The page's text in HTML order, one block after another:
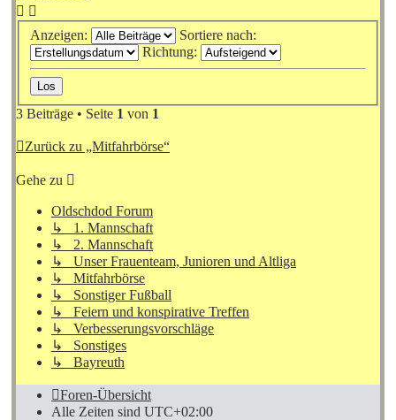
Anzeigen:
Sortiere nach:
Richtung:
3 Beiträge • Seite 1 von 1
Zurück zu „Mitfahrbörse“
Gehe zu
Oldschdod Forum
↳ 1. Mannschaft
↳ 2. Mannschaft
↳ Unser Frauenteam, Junioren und Altliga
↳ Mitfahrbörse
↳ Sonstiger Fußball
↳ Feiern und konspirative Treffen
↳ Verbesserungsvorschläge
↳ Sonstiges
↳ Bayreuth
Foren-Übersicht
Alle Zeiten sind UTC+02:00